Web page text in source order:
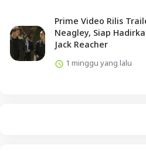
Prime Video Rilis
Neagley, Siap
Jack Reacher
1 minggu yang lalu